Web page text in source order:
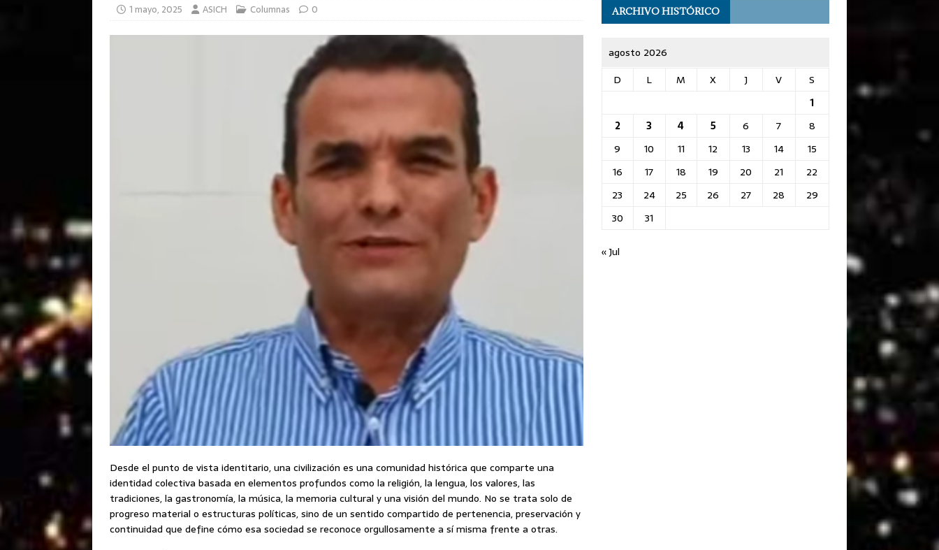
1 mayo, 2025 ASICH Columnas 0
Desde el punto de vista identitario, una civilización es una comunidad histórica que comparte una
identidad colectiva basada en elementos profundos como la religión, la lengua, los valores, las
tradiciones, la gastronomía, la música, la memoria cultural y una visión del mundo. No se trata solo de
progreso material o estructuras políticas, sino de un sentido compartido de pertenencia, preservación y
continuidad que define cómo esa sociedad se reconoce orgullosamente a sí misma frente a otras.
ARCHIVO HISTÓRICO
agosto 2026
D
L M X J V
S
1
2
3 4 5 6 7
8
9
10 11 12 13 14
15
16
17 18 19 20 21
22
23
24 25 26 27 28
29
30
31
« Jul